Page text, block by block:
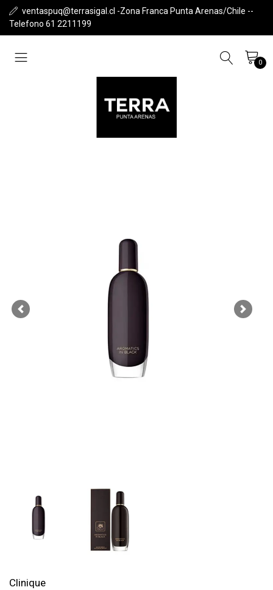
ventaspuq@terrasigal.cl -Zona Franca Punta Arenas/Chile --
Telefono 61 2211199
0
Previous Next
Clinique